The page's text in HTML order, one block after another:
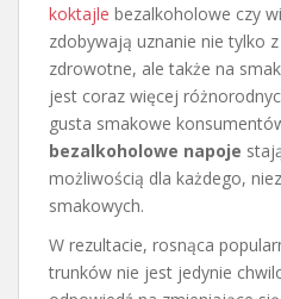
koktajle bezalkoholowe czy
zdobywają uznanie nie tylko
zdrowotne, ale także na
jest coraz więcej
gusta smakowe
bezalkoholowe napoje
możliwością dla każdego,
smakowych.
W rezultacie, rosnąca
trunków nie jest jedynie